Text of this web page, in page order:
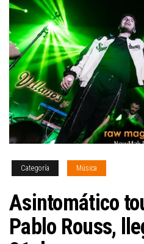
Categoría Música
Asintomático
Pablo Rouss,